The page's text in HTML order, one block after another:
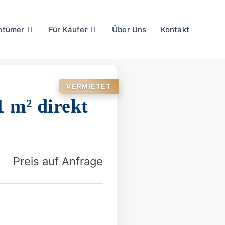
Für Käufer Über Uns Kontakt
VERMIETET
m² direkt
Preis auf Anfrage